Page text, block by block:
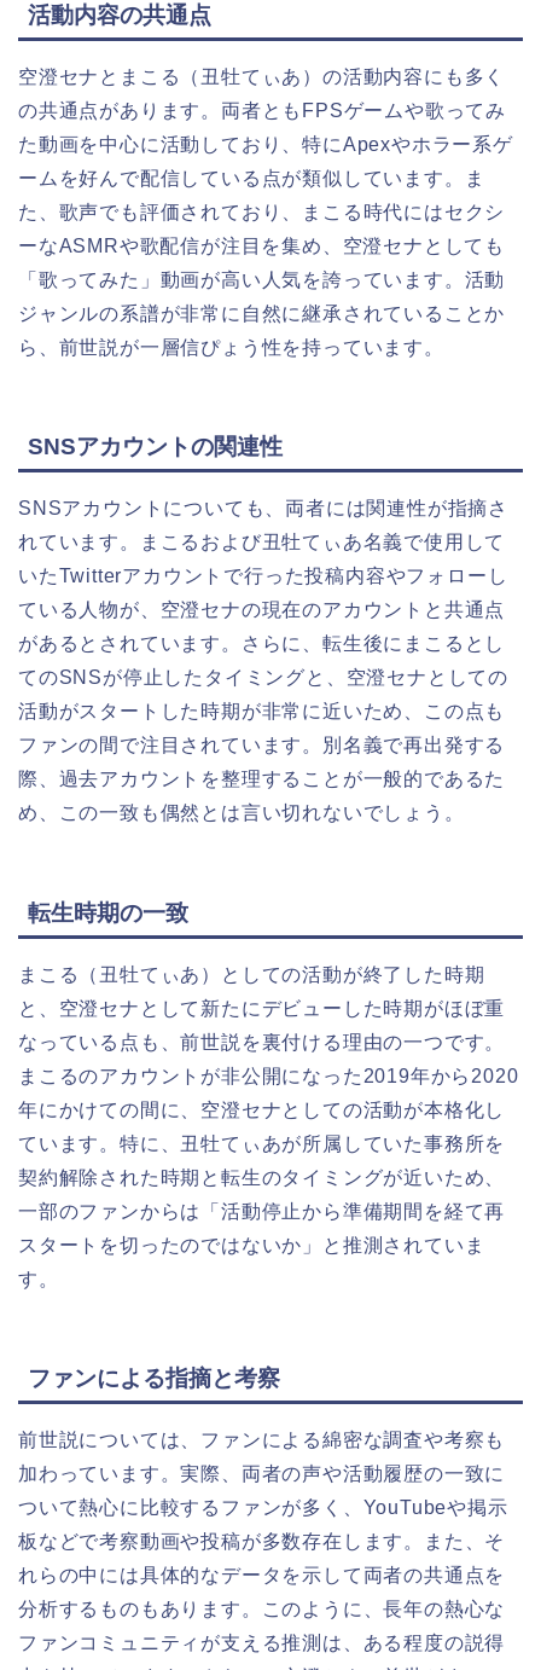
活動内容の共通点
空澄セナとまこる（丑牡てぃあ）の活動内容にも多く
の共通点があります。両者ともFPSゲームや歌ってみ
た動画を中心に活動しており、特にApexやホラー系ゲ
ームを好んで配信している点が類似しています。ま
た、歌声でも評価されており、まこる時代にはセクシ
ーなASMRや歌配信が注目を集め、空澄セナとしても
「歌ってみた」動画が高い人気を誇っています。活動
ジャンルの系譜が非常に自然に継承されていることか
ら、前世説が一層信ぴょう性を持っています。
SNSアカウントの関連性
SNSアカウントについても、両者には関連性が指摘さ
れています。まこるおよび丑牡てぃあ名義で使用して
いたTwitterアカウントで行った投稿内容やフォローし
ている人物が、空澄セナの現在のアカウントと共通点
があるとされています。さらに、転生後にまこるとし
てのSNSが停止したタイミングと、空澄セナとしての
活動がスタートした時期が非常に近いため、この点も
ファンの間で注目されています。別名義で再出発する
際、過去アカウントを整理することが一般的であるた
め、この一致も偶然とは言い切れないでしょう。
転生時期の一致
まこる（丑牡てぃあ）としての活動が終了した時期
と、空澄セナとして新たにデビューした時期がほぼ重
なっている点も、前世説を裏付ける理由の一つです。
まこるのアカウントが非公開になった2019年から2020
年にかけての間に、空澄セナとしての活動が本格化し
ています。特に、丑牡てぃあが所属していた事務所を
契約解除された時期と転生のタイミングが近いため、
一部のファンからは「活動停止から準備期間を経て再
スタートを切ったのではないか」と推測されていま
す。
ファンによる指摘と考察
前世説については、ファンによる綿密な調査や考察も
加わっています。実際、両者の声や活動履歴の一致に
ついて熱心に比較するファンが多く、YouTubeや掲示
板などで考察動画や投稿が多数存在します。また、そ
れらの中には具体的なデータを示して両者の共通点を
分析するものもあります。このように、長年の熱心な
ファンコミュニティが支える推測は、ある程度の説得